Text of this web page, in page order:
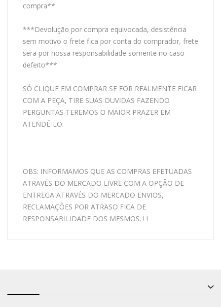
compra**
***Devolução por compra equivocada, desistência
sem motivo o frete fica por conta do comprador, frete
sera por nossa responsabilidade somente no caso
defeito***
SÓ CLIQUE EM COMPRAR SE FOR REALMENTE FICAR
COM A PEÇA, TIRE SUAS DUVIDAS FAZENDO
PERGUNTAS TEREMOS O MAIOR PRAZER EM
ATENDÊ-LO.
OBS: INFORMAMOS QUE AS COMPRAS EFETUADAS
ATRAVÉS DO MERCADO LIVRE COM A OPÇÃO DE
ENTREGA ATRAVÉS DO MERCADO ENVIOS,
RECLAMAÇÕES POR ATRASO FICA DE
RESPONSABILIDADE DOS MESMOS. ! !